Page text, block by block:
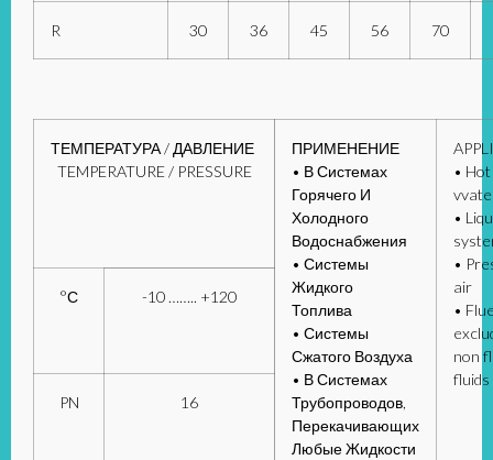
R 30 36 45 56 70
ТЕМПЕРАТУРА / ДАВЛЕНИЕ
TEMPERATURE / PRESSURE
ПРИМЕНЕНИЕ
• В Системах
Горячего И
Холодного
Водоснабжения
• Системы
Жидкого
Топлива
• Системы
Сжатого Воздуха
• В Системах
Трубопроводов,
Перекачивающих
Любые Жидкости
•
•
•
air
•
non
fluids
°С -10 …….. +120
PN 16